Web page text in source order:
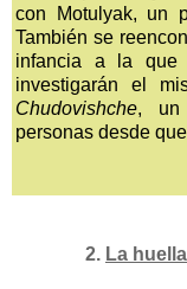
con Motulyak, un
También se
infancia a la que
investigarán el
Chudovishche, un
personas desde
2. La